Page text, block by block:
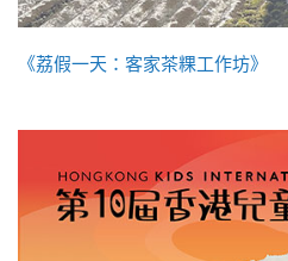
《荔假一天：客家茶粿工作坊》